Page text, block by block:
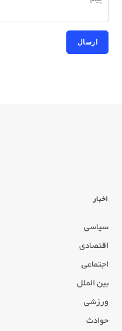
اخبار
سیاسی
اقتصادی
اجتماعی
بین الملل
ورزشی
حوادث